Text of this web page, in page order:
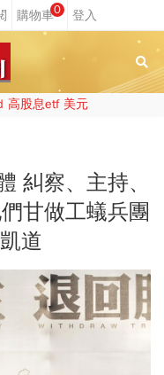
0
高股息etf 美元
糾察、主持、
甘做工蟻兵團
道